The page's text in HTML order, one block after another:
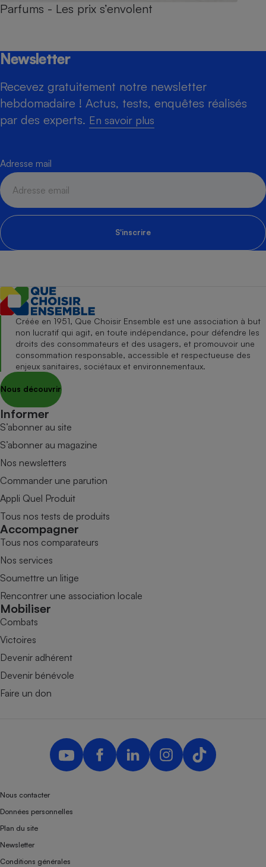
Parfums - Les prix s’envolent
Newsletter
Recevez gratuitement notre newsletter
hebdomadaire ! Actus, tests, enquêtes réalisés
par des experts. En savoir plus
Adresse mail
S'inscrire
Créée en 1951, Que Choisir Ensemble est une association à but
non lucratif qui agit, en toute indépendance, pour défendre les
droits des consommateurs et des usagers, et promouvoir une
consommation responsable, accessible et respectueuse des
enjeux sanitaires, sociétaux et environnementaux.
Nous découvrir
Informer
S’abonner au site
S’abonner au magazine
Nos newsletters
Commander une parution
Appli Quel Produit
Tous nos tests de produits
Accompagner
Tous nos comparateurs
Nos services
Soumettre un litige
Rencontrer une association locale
Mobiliser
Combats
Victoires
Devenir adhérent
Devenir bénévole
Faire un don
Nous contacter
Données personnelles
Plan du site
Newsletter
Conditions générales